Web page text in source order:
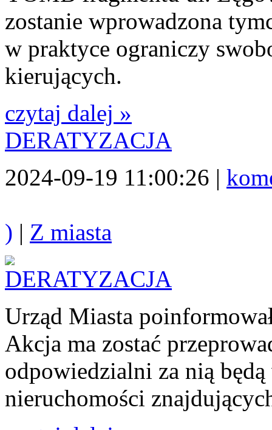
zostanie wprowadzona
w praktyce ograniczy
kierujących.
czytaj dalej »
DERATYZACJA
2024-09-19 11:00:26 |
) | Z miasta
Urząd Miasta
Akcja ma zostać
odpowiedzialni za nią
nieruchomości